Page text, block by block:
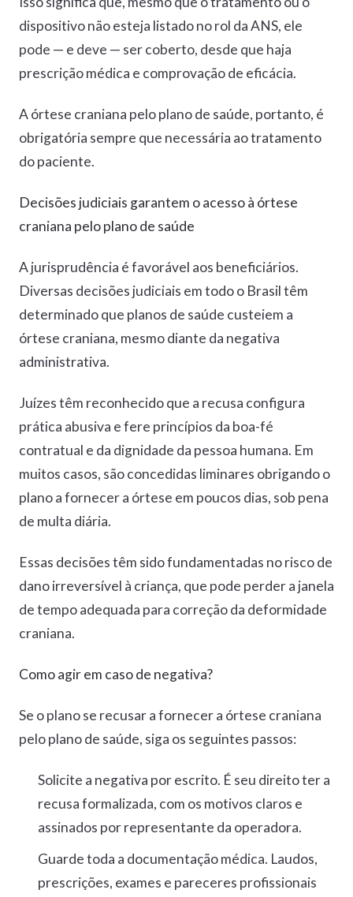
dispositivo não esteja listado no rol da ANS, ele
pode — e deve — ser coberto, desde que haja
prescrição médica e comprovação de eficácia.
A órtese craniana pelo plano de saúde, portanto, é
obrigatória sempre que necessária ao tratamento
do paciente.
Decisões judiciais garantem o acesso à órtese
craniana pelo plano de saúde
A jurisprudência é favorável aos beneficiários.
Diversas decisões judiciais em todo o Brasil têm
determinado que planos de saúde custeiem a
órtese craniana, mesmo diante da negativa
administrativa.
Juízes têm reconhecido que a recusa configura
prática abusiva e fere princípios da boa-fé
contratual e da dignidade da pessoa humana. Em
muitos casos, são concedidas liminares obrigando o
plano a fornecer a órtese em poucos dias, sob pena
de multa diária.
Essas decisões têm sido fundamentadas no risco de
dano irreversível à criança, que pode perder a janela
de tempo adequada para correção da deformidade
craniana.
Como agir em caso de negativa?
Se o plano se recusar a fornecer a órtese craniana
pelo plano de saúde, siga os seguintes passos:
Solicite a negativa por escrito. É seu direito ter a
recusa formalizada, com os motivos claros e
assinados por representante da operadora.
Guarde toda a documentação médica. Laudos,
prescrições, exames e pareceres profissionais